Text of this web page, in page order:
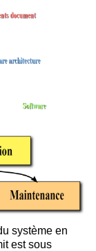
système en
est sous